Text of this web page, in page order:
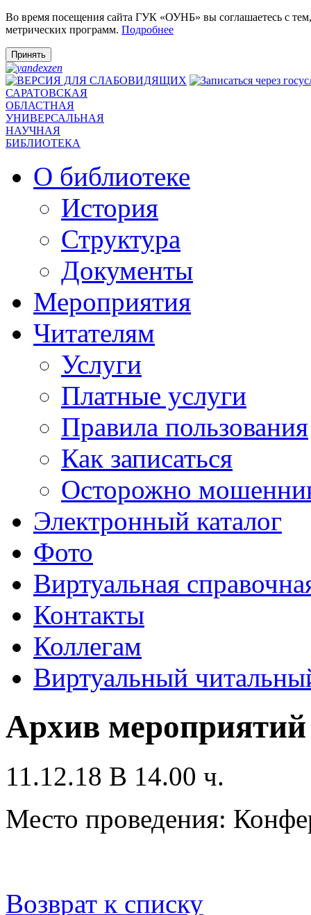
Во время посещения сайта ГУК «ОУНБ» вы соглашаетесь с
метрических программ. Подробнее
Принять
САРАТОВСКАЯ
ОБЛАСТНАЯ
УНИВЕРСАЛЬНАЯ
НАУЧНАЯ
БИБЛИОТЕКА
О библиотеке
История
Структура
Документы
Мероприятия
Читателям
Услуги
Платные услуги
Правила пользования
Как записаться
Осторожно
Электронный каталог
Фото
Виртуальная
Контакты
Коллегам
Виртуальный
Архив мероприятий
11.12.18 В 14.00 ч.
Место проведения:
Возврат к списку